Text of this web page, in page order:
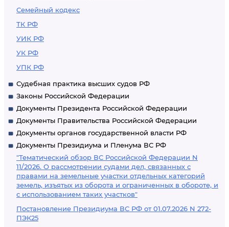
Семейный кодекс
ТК РФ
УИК РФ
УК РФ
УПК РФ
Судебная практика высших судов РФ
Законы Российской Федерации
Документы Президента Российской Федерации
Документы Правительства Российской Федерации
Документы органов государственной власти РФ
Документы Президиума и Пленума ВС РФ
"Тематический обзор ВС Российской Федерации N
11/2026. О рассмотрении судами дел, связанных с
правами на земельные участки отдельных категорий
земель, изъятых из оборота и ограниченных в обороте, и
с использованием таких участков"
Постановление Президиума ВС РФ от 01.07.2026 N 272-
ПЭК25